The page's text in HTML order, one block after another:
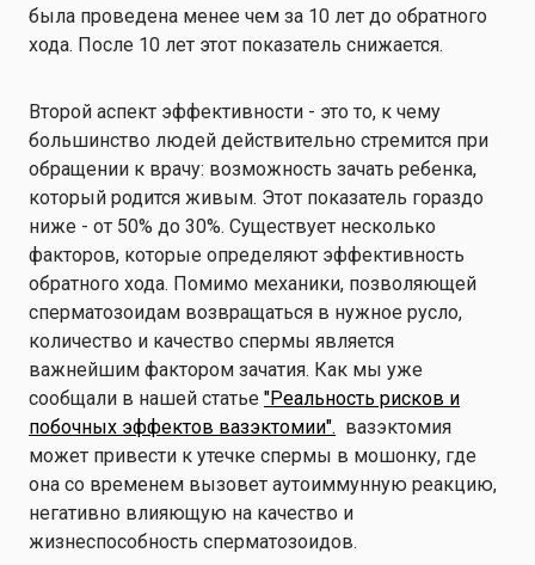
была проведена менее чем за 10 лет до обратного
хода. После 10 лет этот показатель снижается.
Второй аспект эффективности - это то, к чему
большинство людей действительно стремится при
обращении к врачу: возможность зачать ребенка,
который родится живым. Этот показатель гораздо
ниже - от 50% до 30%. Существует несколько
факторов, которые определяют эффективность
обратного хода. Помимо механики, позволяющей
сперматозоидам возвращаться в нужное русло,
количество и качество спермы является
важнейшим фактором зачатия. Как мы уже
сообщали в нашей статье "Реальность рисков и
побочных эффектов вазэктомии". вазэктомия
может привести к утечке спермы в мошонку, где
она со временем вызовет аутоиммунную реакцию,
негативно влияющую на качество и
жизнеспособность сперматозоидов.